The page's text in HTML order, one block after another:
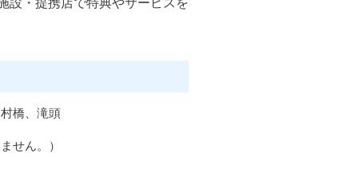
橋、滝頭
せん。）